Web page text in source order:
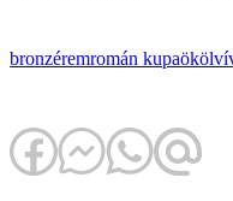
bronzéremromán kupa